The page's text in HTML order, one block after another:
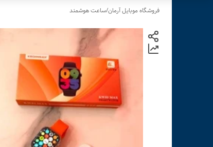
فروشگاه موبایل آرمان/ساعت هوشمند